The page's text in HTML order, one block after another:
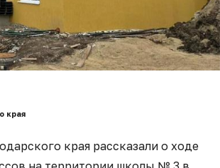
края
края рассказали о ходе